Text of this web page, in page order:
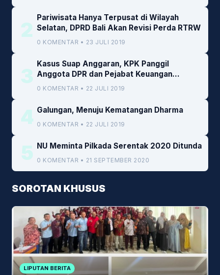
2
Pariwisata Hanya Terpusat di Wilayah
Selatan, DPRD Bali Akan Revisi Perda RTRW
0 KOMENTAR • 23 JULI 2019
3
Kasus Suap Anggaran, KPK Panggil
Anggota DPR dan Pejabat Keuangan
Kemenkeu
0 KOMENTAR • 22 JULI 2019
4 Galungan, Menuju Kematangan Dharma
0 KOMENTAR • 22 JULI 2019
5 NU Meminta Pilkada Serentak 2020 Ditunda
0 KOMENTAR • 21 SEPTEMBER 2020
SOROTAN KHUSUS
LIPUTAN BERITA